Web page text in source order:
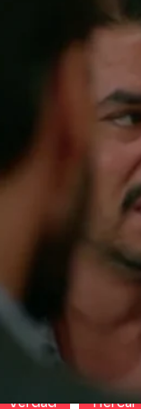
Nova
06 de
Hazar
Está
pero
verdad Hercai